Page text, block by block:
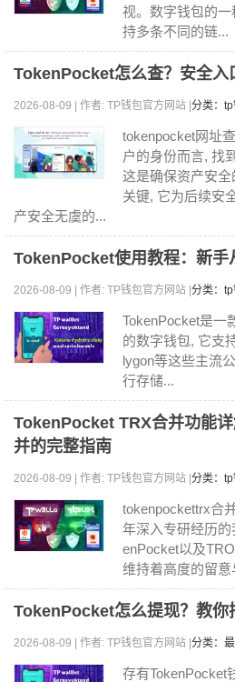
视。数字钱包的一
持多条不同的链...
TokenPocket怎么查？安全入
2026-08-09 | 作者: TP钱包官方网站 | 分类：
tokenpocket网址
户的身份而言, 找
这是确保资产安
关键, 它为后续安
产安全无虞的...
TokenPocket使用教程：新手
2026-08-09 | 作者: TP钱包官方网站 | 分类：
TokenPocket是一
的数字钱包, 它支
lygon等这些主流
行存储...
TokenPocket TRX合并功能
并的完整指南
2026-08-09 | 作者: TP钱包官方网站 | 分类：
tokenpockettrx合
年深入专研经历的
enPocket以及
维持着高度的留意
TokenPocket怎么提现？教你
2026-08-09 | 作者: TP钱包官方网站 | 分类：
存有TokenPocket